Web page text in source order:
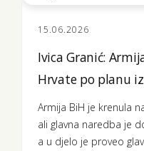
15.06.2026
Ivica Granić:
Hrvate po planu
Armija BiH je krenula
ali glavna naredba je
a u djelo je proveo